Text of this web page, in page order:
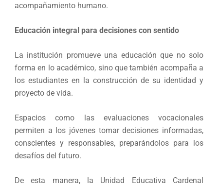
acompañamiento humano.
Educación integral para decisiones con sentido
La institución promueve una educación que no solo
forma en lo académico, sino que también acompaña a
los estudiantes en la construcción de su identidad y
proyecto de vida.
Espacios como las evaluaciones vocacionales
permiten a los jóvenes tomar decisiones informadas,
conscientes y responsables, preparándolos para los
desafíos del futuro.
De esta manera, la Unidad Educativa Cardenal